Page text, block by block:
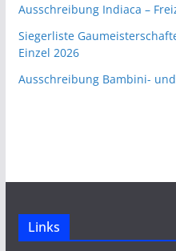
Ausschreibung Indiaca –
Siegerliste
Einzel 2026
Ausschreibung Bambini-
Links